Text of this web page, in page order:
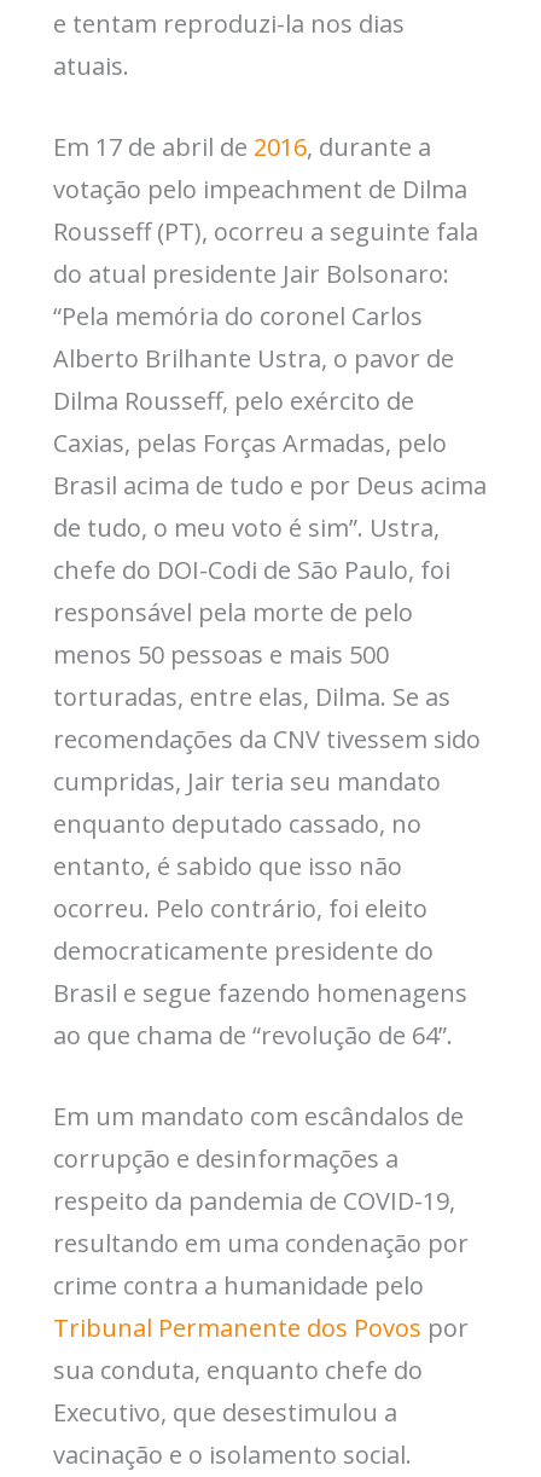
e tentam reproduzi-la nos dias
atuais.
Em 17 de abril de 2016, durante a
votação pelo impeachment de Dilma
Rousseff (PT), ocorreu a seguinte fala
do atual presidente Jair Bolsonaro:
“Pela memória do coronel Carlos
Alberto Brilhante Ustra, o pavor de
Dilma Rousseff, pelo exército de
Caxias, pelas Forças Armadas, pelo
Brasil acima de tudo e por Deus acima
de tudo, o meu voto é sim”. Ustra,
chefe do DOI-Codi de São Paulo, foi
responsável pela morte de pelo
menos 50 pessoas e mais 500
torturadas, entre elas, Dilma. Se as
recomendações da CNV tivessem sido
cumpridas, Jair teria seu mandato
enquanto deputado cassado, no
entanto, é sabido que isso não
ocorreu. Pelo contrário, foi eleito
democraticamente presidente do
Brasil e segue fazendo homenagens
ao que chama de “revolução de 64”.
Em um mandato com escândalos de
corrupção e desinformações a
respeito da pandemia de COVID-19,
resultando em uma condenação por
crime contra a humanidade pelo
Tribunal Permanente dos Povos por
sua conduta, enquanto chefe do
Executivo, que desestimulou a
vacinação e o isolamento social.